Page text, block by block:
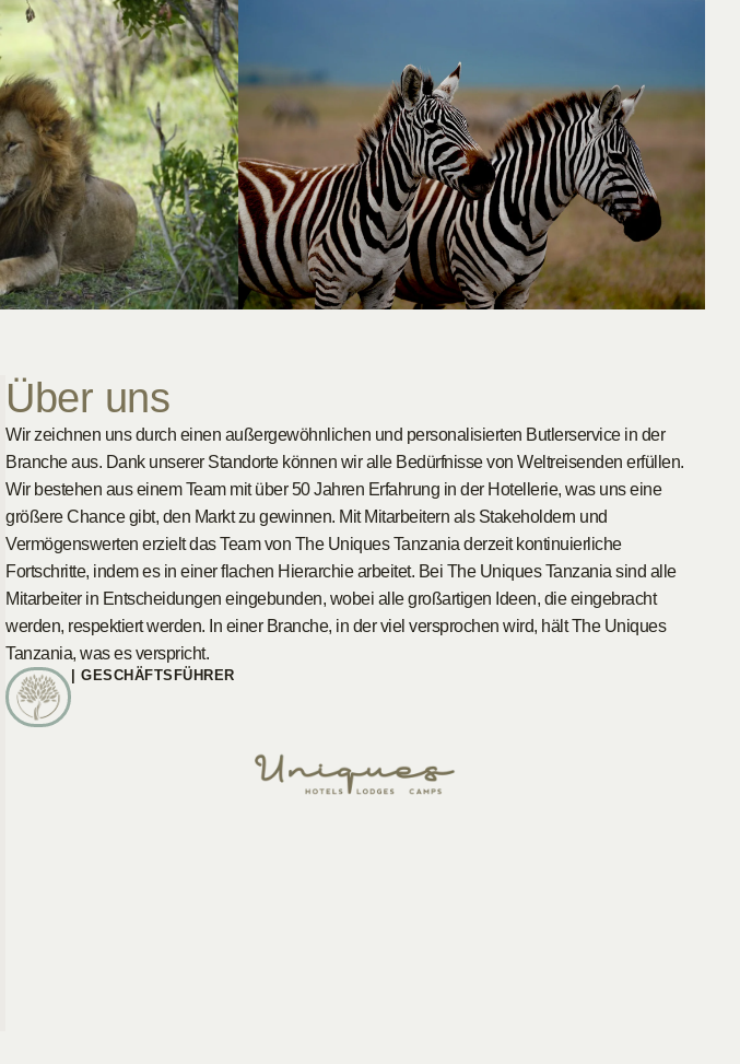
Über uns
Wir zeichnen uns durch einen außergewöhnlichen und personalisierten Butlerservice in der
Branche aus. Dank unserer Standorte können wir alle Bedürfnisse von Weltreisenden erfüllen.
Wir bestehen aus einem Team mit über 50 Jahren Erfahrung in der Hotellerie, was uns eine
größere Chance gibt, den Markt zu gewinnen. Mit Mitarbeitern als Stakeholdern und
Vermögenswerten erzielt das Team von The Uniques Tanzania derzeit kontinuierliche
Fortschritte, indem es in einer flachen Hierarchie arbeitet. Bei The Uniques Tanzania sind alle
Mitarbeiter in Entscheidungen eingebunden, wobei alle großartigen Ideen, die eingebracht
werden, respektiert werden. In einer Branche, in der viel versprochen wird, hält The Uniques
Tanzania, was es verspricht.
| GESCHÄFTSFÜHRER